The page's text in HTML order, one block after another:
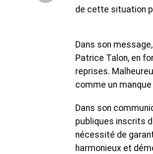
de cette situation
Dans son
Patrice Talon, en
reprises.
comme un
Dans son
publiques inscrits
nécessité de
harmonieux et